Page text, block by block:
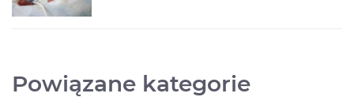
Powiązane kategorie